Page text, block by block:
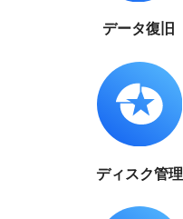
データ復旧
ディスク管理